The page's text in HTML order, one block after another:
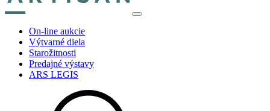
On-line aukcie
Výtvarné diela
Starožitnosti
Predajné výstavy
ARS LEGIS